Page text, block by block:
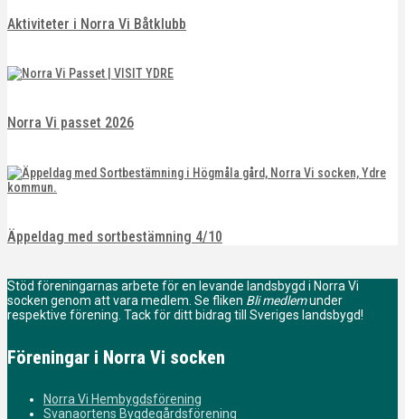
Aktiviteter i Norra Vi Båtklubb
Norra Vi passet 2026
Äppeldag med sortbestämning 4/10
Stöd föreningarnas arbete för en levande landsbygd i Norra Vi
socken genom att vara medlem. Se fliken Bli medlemunder
respektive förening. Tack för ditt bidrag till Sveriges landsbygd!
Föreningar i Norra Vi socken
Norra Vi Hembygdsförening
Svanaortens Bygdegårdsförening